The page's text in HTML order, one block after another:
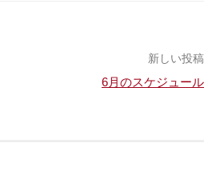
新しい投稿
6月のスケジュール